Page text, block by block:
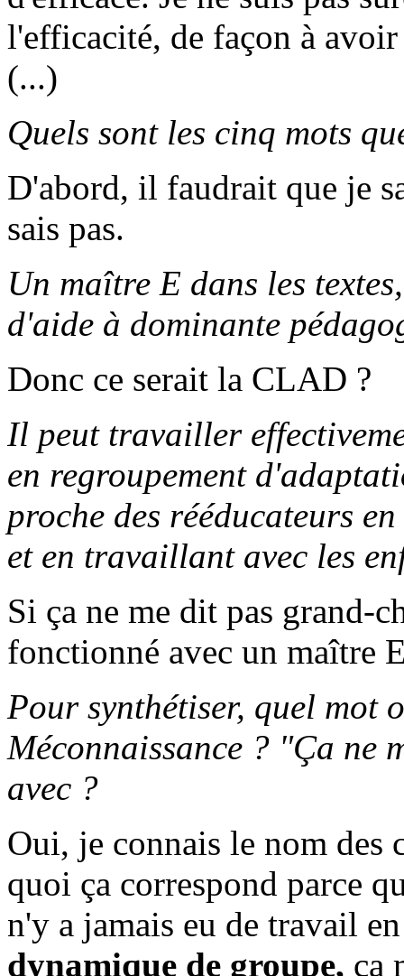
l'efficacité, de façon à avoir
(...)
Quels sont les cinq mots
D'abord, il faudrait que je
sais pas.
Un maître E dans les
d'aide à dominante
Donc ce serait la CLAD ?
Il peut travailler
en regroupement
proche des rééducateurs
et en travaillant avec les
Si ça ne me dit pas grand-
fonctionné avec un maître
Pour synthétiser, quel mot
Méconnaissance ? "Ça
avec ?
Oui, je connais le nom des
quoi ça correspond parce
n'y a jamais eu de travail
dynamique de groupe, ça